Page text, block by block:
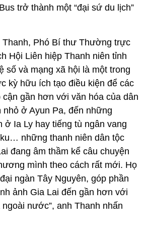
trở thành một “đại sứ du lịch”
Phó Bí thư Thường trực
Hội Liên hiệp Thanh niên tỉnh
số và mạng xã hội là một trong
kỳ hữu ích tạo điều kiện để các
cận gần hơn với văn hóa của dân
ở Ayun Pa, đến những
ở Ia Ly hay tiếng tù ngân vang
những thanh niên dân tộc
đang âm thầm kể câu chuyện
mình theo cách rất mới. Họ
ngàn Tây Nguyên, góp phần
ảnh Gia Lai đến gần hơn với
nước”, anh Thanh nhấn